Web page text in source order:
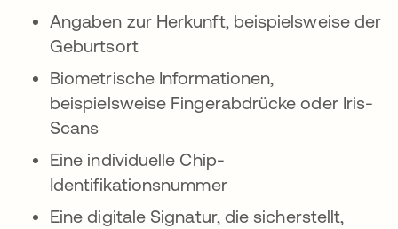
Angaben zur Herkunft, beispielsweise der
Geburtsort
Biometrische Informationen,
beispielsweise Fingerabdrücke oder Iris-
Scans
Eine individuelle Chip-
Identifikationsnummer
Eine digitale Signatur, die sicherstellt,